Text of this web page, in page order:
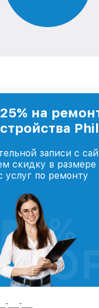
на
записи с
скидку в размере
услуг по ремонту
%